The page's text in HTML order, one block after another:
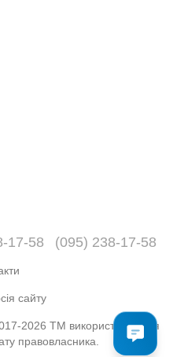
17-58 (095) 238-17-58
сайту
2026 ТМ використовується
правовласника.